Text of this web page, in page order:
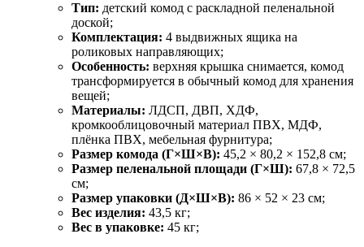
Тип: детский комод с раскладной пеленальной
доской;
Комплектация: 4 выдвижных ящика на
роликовых направляющих;
Особенность: верхняя крышка снимается, комод
трансформируется в обычный комод для хранения
вещей;
Материалы: ЛДСП, ДВП, ХДФ,
кромкооблицовочный материал ПВХ, МДФ,
плёнка ПВХ, мебельная фурнитура;
Размер комода (Г×Ш×В): 45,2 × 80,2 × 152,8 см;
Размер пеленальной площади (Г×Ш): 67,8 × 72,5
см;
Размер упаковки (Д×Ш×В): 86 × 52 × 23 см;
Вес изделия: 43,5 кг;
Вес в упаковке: 45 кг;